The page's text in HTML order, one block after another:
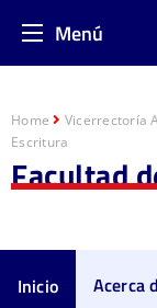
Menú
Home Vicerrectoría
Escritura
Facultad
Inicio Acerca